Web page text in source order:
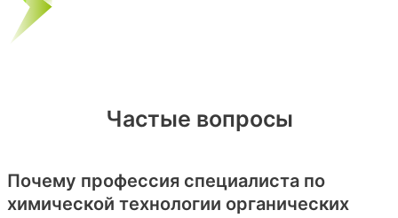
Частые вопросы
Почему профессия специалиста по
химической технологии органических